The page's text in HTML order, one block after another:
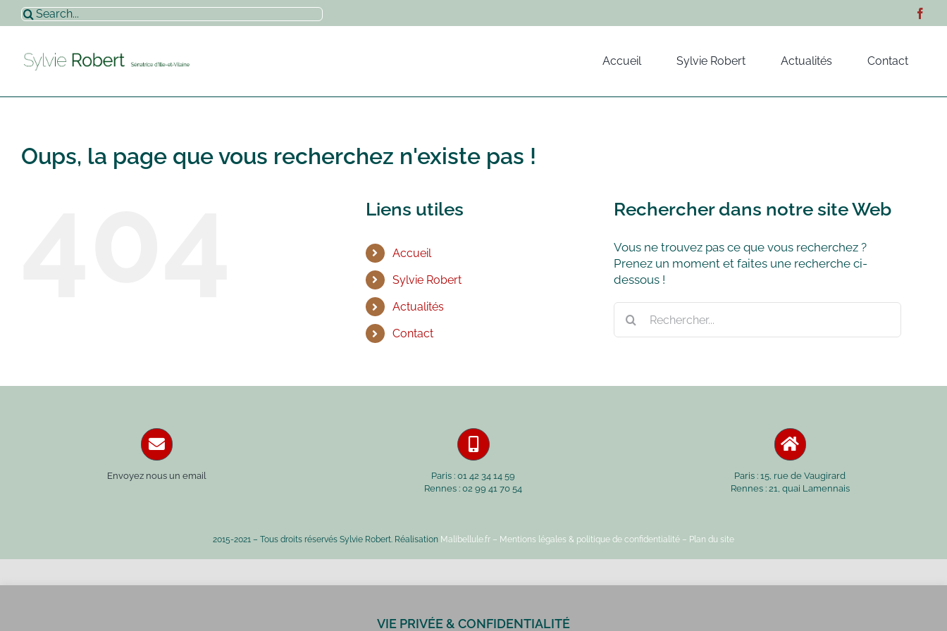
Passer
au
Rechercher:
Accueil Sylvie Robert Actualités Contact
Oups, la page que vous recherchez n'existe pas !
Liens utiles
Accueil
Sylvie Robert
Actualités
Contact
Rechercher dans notre site Web
Vous ne trouvez pas ce que vous recherchez ?
Prenez un moment et faites une recherche ci-
dessous !
Envoyez nous un email
Paris : 01 42 34 14 59
Rennes : 02 99 41 70 54
Paris : 15, rue de Vaugirard
Rennes : 21, quai Lamennais
2015-2021 – Tous droits réservés Sylvie Robert. Réalisation Malibellule.fr – Mentions légales & politique de confidentialité – Plan du site
VIE PRIVÉE & CONFIDENTIALITÉ